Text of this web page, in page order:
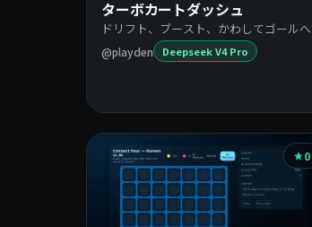
ターボカートダッシュ
ドリフト、ブースト、かわしてゴールへ
@playden Deepseek V4 Pro
0